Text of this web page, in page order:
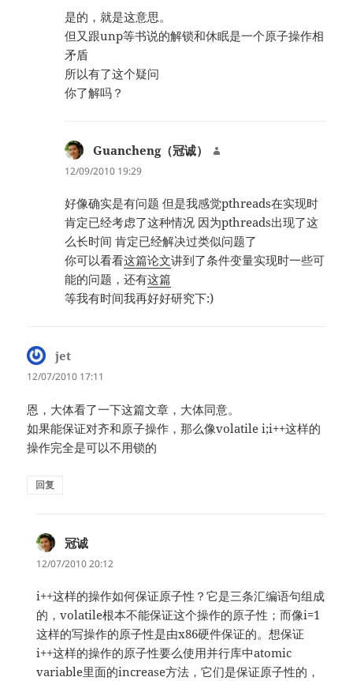
是的，就是这意思。
但又跟unp等书说的解锁和休眠是一个原子操作相
矛盾
所以有了这个疑问
你了解吗？
Guancheng（冠诚）
12/09/2010 19:29
好像确实是有问题 但是我感觉pthreads在实现时
肯定已经考虑了这种情况 因为pthreads出现了这
么长时间 肯定已经解决过类似问题了
你可以看看这篇论文讲到了条件变量实现时一些可
能的问题，还有这篇
等我有时间我再好好研究下:)
jet
道：
12/07/2010 17:11
恩，大体看了一下这篇文章，大体同意。
如果能保证对齐和原子操作，那么像volatile i;i++这样的
操作完全是可以不用锁的
回复
冠诚
道：
12/07/2010 20:12
i++这样的操作如何保证原子性？它是三条汇编语句组成
的，volatile根本不能保证这个操作的原子性；而像i=1
这样的写操作的原子性是由x86硬件保证的。想保证
i++这样的操作的原子性要么使用并行库中atomic
variable里面的increase方法，它们是保证原子性的，